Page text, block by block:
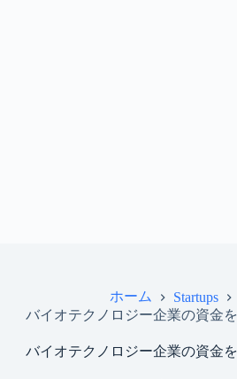
ホーム
Startups
バイオテクノロジー企業の資金
バイオテクノロジー企業の資金